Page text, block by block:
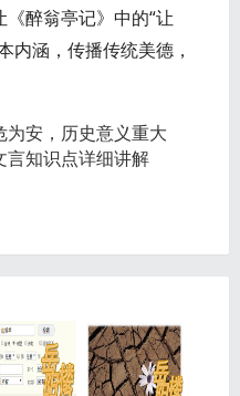
醉翁亭记》中的“让
内涵，传播传统美德，
安，历史意义重大
言知识点详细讲解